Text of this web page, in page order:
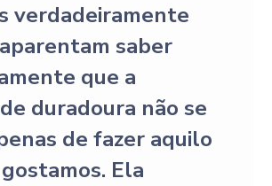
verdadeiramente
saber
que a
duradoura não se
de fazer aquilo
Ela